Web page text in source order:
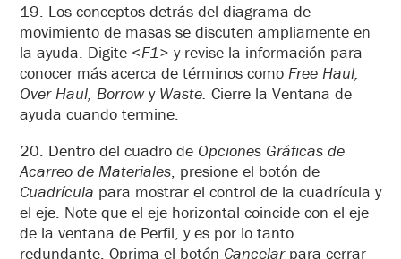
19. Los conceptos detrás del diagrama de
movimiento de masas se discuten ampliamente en
la ayuda. Digite <F1> y revise la información para
conocer más acerca de términos como Free Haul,
Over Haul, BorrowyWaste. Cierre la Ventana de
ayuda cuando termine.
20. Dentro del cuadro de Opciones Gráficas de
Acarreo de Materiales, presione el botón de
Cuadrícula para mostrar el control de la cuadrícula y
el eje. Note que el eje horizontal coincide con el eje
de la ventana de Perfil, y es por lo tanto
redundante. Oprima el botón Cancelarpara cerrar